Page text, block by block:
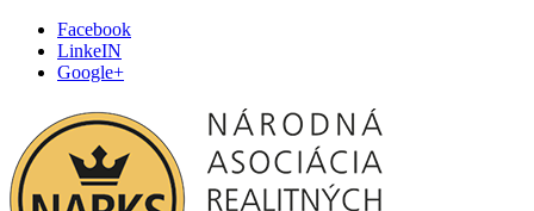
Facebook
LinkeIN
Google+